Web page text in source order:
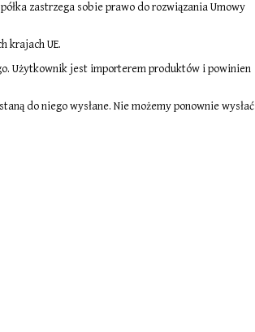
zastrzega sobie prawo do rozwiązania Umowy
krajach UE.
Użytkownik jest importerem produktów i powinien
do niego wysłane. Nie możemy ponownie wysłać